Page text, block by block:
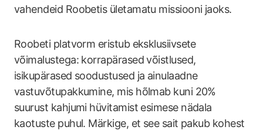
vahendeid Roobetis ületamatu missiooni jaoks.
Roobeti platvorm eristub eksklusiivsete
võimalustega: korrapärased võistlused,
isikupärased soodustused ja ainulaadne
vastuvõtupakkumine, mis hõlmab kuni 20%
suurust kahjumi hüvitamist esimese nädala
kaotuste puhul. Märkige, et see sait pakub kohest